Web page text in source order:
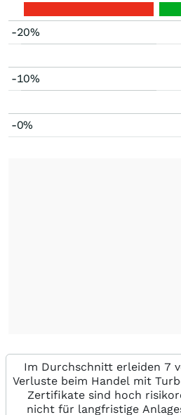
-20%
-10%
-0%
Im Durchschnitt erleiden 7
Verluste beim Handel mit
Zertifikate sind hoch
nicht für langfristige